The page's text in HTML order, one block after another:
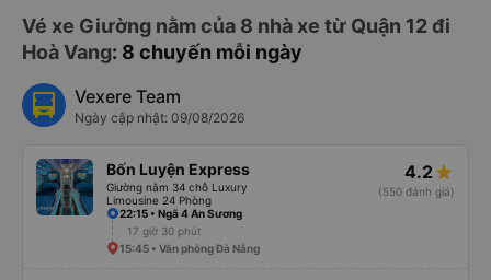
Vé xe Giường nằm của 8 nhà xe từ Quận 12 đi
Hoà Vang: 8 chuyến mỗi ngày
Vexere Team
Ngày cập nhật: 09/08/2026
Bốn Luyện Express
Giường nằm 34 chỗ Luxury
Limousine 24 Phòng
4.2
(550 đánh giá)
22:15 • Ngã 4 An Sương
17 giờ 30 phút
15:45 • Văn phòng Đà Nẵng